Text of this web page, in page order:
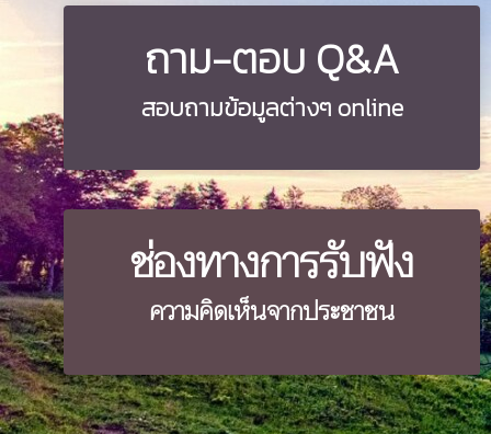
ถาม-ตอบ Q&A
สอบถามข้อมูลต่างๆ online
ช่องทางการรับฟัง
ความคิดเห็นจากประชาชน